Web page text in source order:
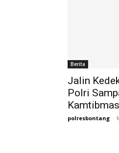
Berita
Jalin
Polri
polresbontang -